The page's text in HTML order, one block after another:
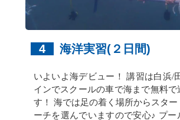
4 海洋実習(２日間)
いよいよ海デビュー！ 講習は白浜/
インでスクールの車で海まで無料で
す！ 海では足の着く場所からスタ
ーチを選んでいますので安心♪ プー